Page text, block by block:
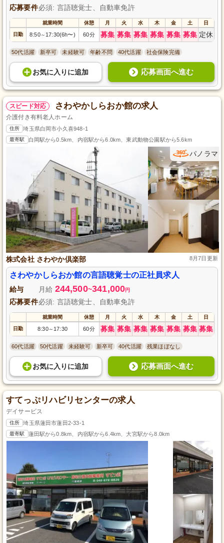
応募要件必須: 言語聴覚士、自動車免許
就業時間 休憩 月 火 水 木 金 土 日
日勤 8:50～ 17:30(6h〜) 60分 募集 募集 募集 募集 募集 募集 定休
50代活躍 新卒可 未経験可 年齢不問 40代活躍 社会保険完備
お気に入り に追加 応募画面へ進む
スピード対応 さわやかしらおか館の求人
介護付き有料老人ホーム
住所 埼玉県白岡市小久喜948-1
最寄駅 白岡駅から0.5km、内宿駅から6.0km、東武動物公園駅から5.6km
パノラマ
株式会社 さわやか倶楽部 8月7日更新
さわやかしらおか館の言語聴覚士の正社員求人
給与 月給 244,500~341,000円
応募要件必須: 言語聴覚士、自動車免許
就業時間 休憩 月 火 水 木 金 土 日
日勤 8:30～ 17:30 60分 募集 募集 募集 募集 募集 募集 募集
60代活躍 50代活躍 未経験可 新卒可 40代活躍 残業ほぼなし
お気に入り に追加 応募画面へ進む
すてっぷリハビリセンターの求人
デイサービス
住所 埼玉県蓮田市蓮田2-33-1
最寄駅 蓮田駅から0.8km、内宿駅から6.4km、大宮駅から8.0km